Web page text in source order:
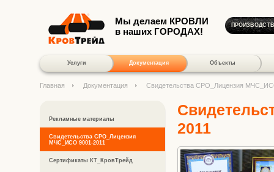
Мы делаем КРОВЛИ
в наших ГОРОДАХ!
Услуги Документация Объекты
Главная Документация Свидетельства СРО_Лицензия
Рекламные материалы
Свидетельства СРО_Лицензия
МЧС_ИСО 9001-2011
Сертификаты КТ_КровТрейд
2011